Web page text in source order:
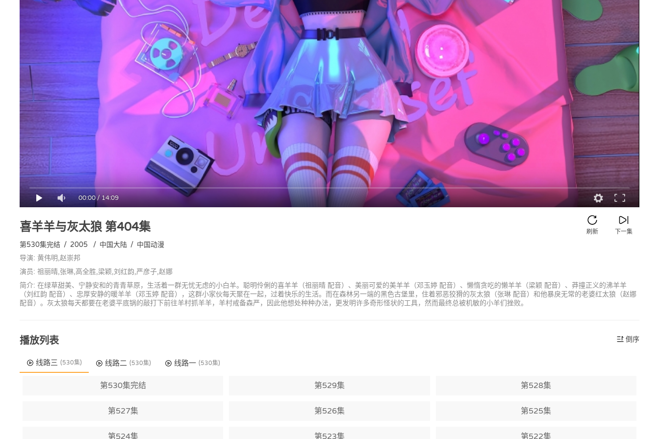
00:00/14:09
喜羊羊与灰太狼第404集 下一集
刷新
第530集完结 / 2005 / 中国大陆 / 中国动漫
导演: 黄伟明,赵崇邦
演员: 祖丽晴,张琳,高全胜,梁颖,刘红韵,严彦子,赵娜
简介: 在绿草甜美、宁静安和的青青草原，生活着一群无忧无虑的小白羊。聪明伶俐的喜羊羊（祖丽晴 配音）、美丽可爱的美羊羊（邓玉婷 配音）、懒惰贪吃的懒羊羊（梁颖 配音）、莽撞正义的沸羊羊
（刘红韵 配音）、忠厚安静的暖羊羊（邓玉婷 配音），这群小家伙每天聚在一起，过着快乐的生活。而在森林另一端的黑色古堡里，住着邪恶狡猾的灰太狼（张琳 配音）和他暴戾无常的老婆红太狼（赵娜
配音）。灰太狼每天都要在老婆平底锅的敲打下前往羊村抓羊羊，羊村戒备森严，因此他想处种种办法，更发明许多奇形怪状的工具，然而最终总被机敏的小羊们挫败。
播放列表 倒序
线路三 (530集) 线路二 (530集) 线路一 (530集)
第530集完结 第529集 第528集
第527集 第526集 第525集
第524集 第523集 第522集